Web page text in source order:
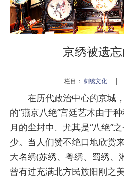
京绣被遗
栏目： 刺绣文化|
在历代政治中心的京城，
的“燕京八绝”宫廷艺术由于
月的尘封中。尤其是“八绝”
少。当人们赞不绝口地欣赏
大名绣(苏绣、粤绣、蜀绣、
曾有过充满北方民族阳刚之